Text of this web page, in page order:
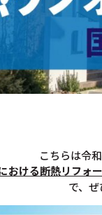
こちらは令
おける断熱リフォ
で、